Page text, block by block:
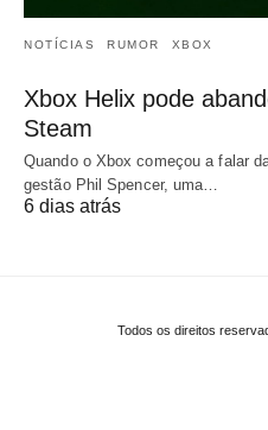
NOTÍCIAS RUMOR XBOX
Xbox Helix pode
Steam
Quando o Xbox começou a falar
gestão Phil Spencer, uma…
6 dias atrás
Todos os direitos